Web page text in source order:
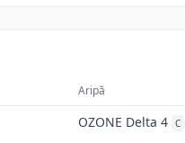
Aripă
OZONE Delta 4 C